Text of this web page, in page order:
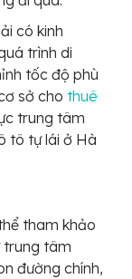
có kinh
trình di
tốc độ phù
sở cho thuê
trung tâm
tô tự lái ở Hà
tham khảo
trung tâm
đường chính,